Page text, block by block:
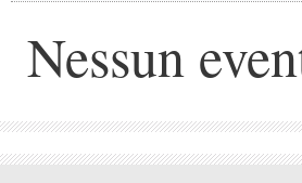
Nessun